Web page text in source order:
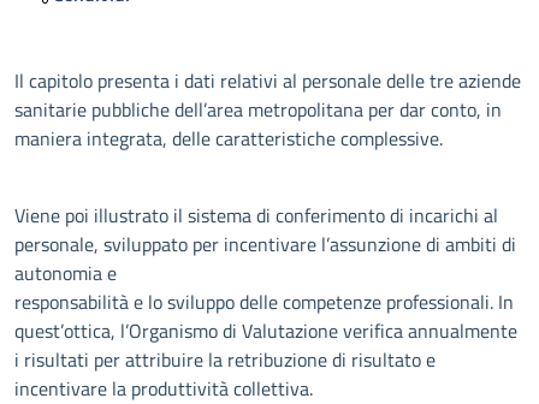
Descrizione
Il capitolo presenta i dati relativi al personale delle tre aziende
sanitarie pubbliche dell’area metropolitana per dar conto, in
maniera integrata, delle caratteristiche complessive.
Viene poi illustrato il sistema di conferimento di incarichi al
personale, sviluppato per incentivare l’assunzione di ambiti di
autonomia e
responsabilità e lo sviluppo delle competenze professionali. In
quest’ottica, l’Organismo di Valutazione verifica annualmente
i risultati per attribuire la retribuzione di risultato e
incentivare la produttività collettiva.